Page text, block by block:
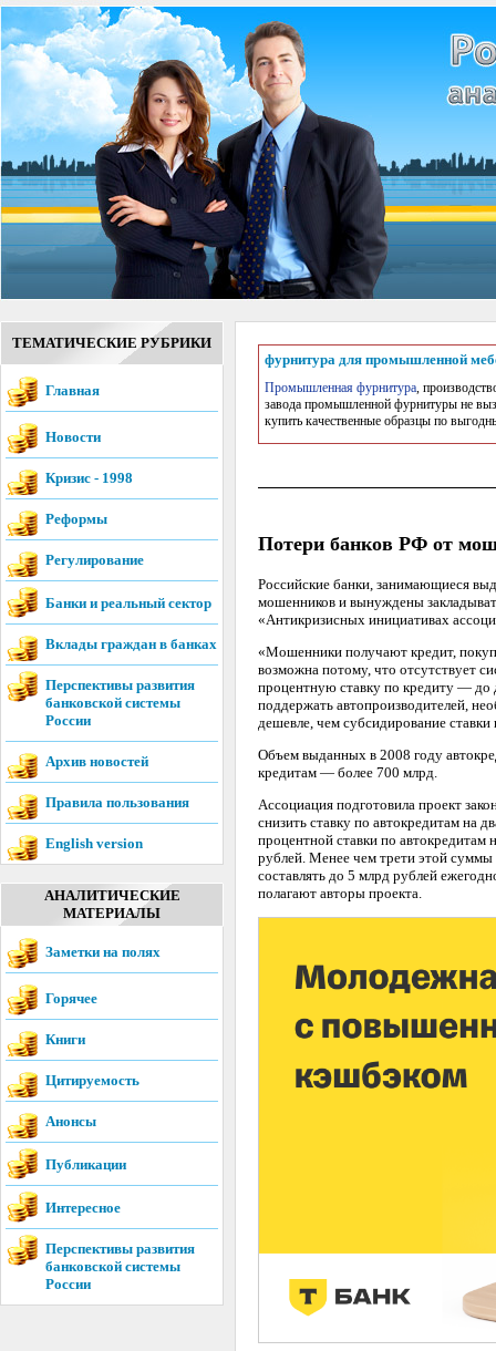
ТЕМАТИЧЕСКИЕ РУБРИКИ
Главная
Новости
Кризис - 1998
Реформы
Регулирование
Банки и реальный сектор
Вклады граждан в банках
Перспективы развития
банковской системы
России
Архив новостей
Правила пользования
English version
АНАЛИТИЧЕСКИЕ
МАТЕРИАЛЫ
Заметки на полях
Горячее
Книги
Цитируемость
Анонсы
Публикации
Интересное
Перспективы развития
банковской системы
России
фурнитура для промышленной
Промышленная фурнитура,
завода промышленной фурнитуры не
купить качественные образцы по
Потери банков РФ от
Российские банки, занимающиеся
мошенников и вынуждены
«Антикризисных инициативах
«Мошенники получают кредит,
возможна потому, что отсутствует
процентную ставку по кредиту — до
поддержать автопроизводителей,
дешевле, чем субсидирование
Объем выданных в 2008 году
кредитам — более 700 млрд.
Ассоциация подготовила проект
снизить ставку по автокредитам на
процентной ставки по автокредитам
рублей. Менее чем трети этой суммы
составлять до 5 млрд рублей
полагают авторы проекта.